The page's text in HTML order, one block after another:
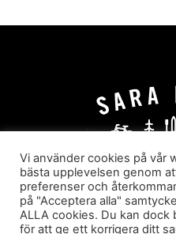
HEM OM MIG
HYR I
Vi använder cookies på vår
bästa upplevelsen genom
preferenser och
på "Acceptera alla"
ALLA cookies. Du kan dock
för att ge ett korrigera ditt